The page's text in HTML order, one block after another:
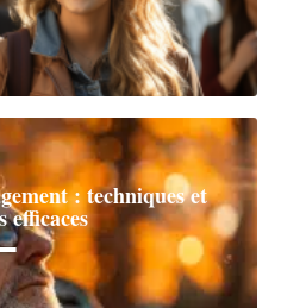
: techniques et
efficaces